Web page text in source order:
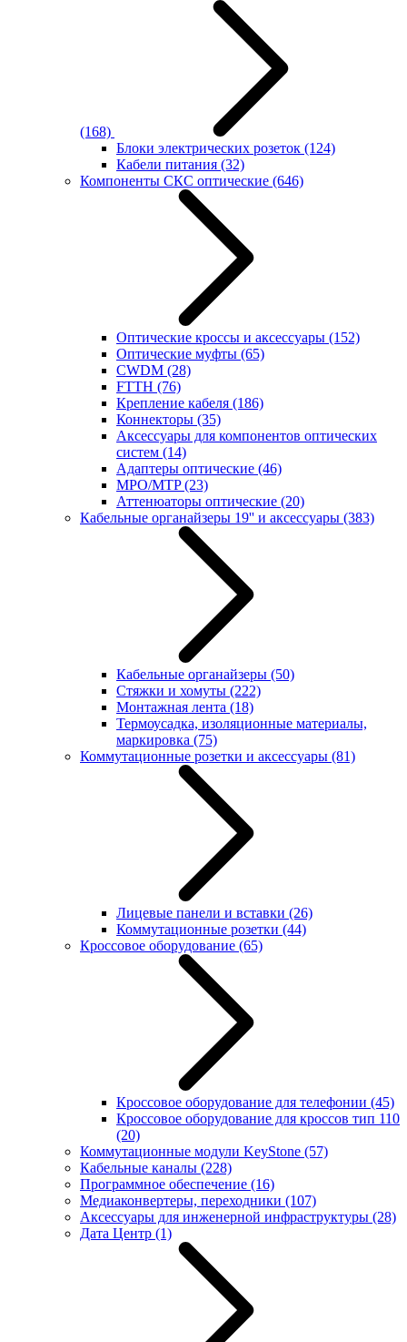
(168)
Блоки электрических розеток (124)
Кабели питания (32)
Компоненты СКС оптические (646)
Оптические кроссы и аксессуары (152)
Оптические муфты (65)
CWDM (28)
FTTH (76)
Крепление кабеля (186)
Коннекторы (35)
Аксессуары для компонентов оптических
систем (14)
Адаптеры оптические (46)
MPO/MTP(23)
Аттенюаторы оптические (20)
Кабельные органайзеры 19'' и аксессуары (383)
Кабельные органайзеры (50)
Стяжки и хомуты (222)
Монтажная лента (18)
Термоусадка, изоляционные материалы,
маркировка (75)
Коммутационные розетки и аксессуары (81)
Лицевые панели и вставки (26)
Коммутационные розетки (44)
Кроссовое оборудование (65)
Кроссовое оборудование для телефонии (45)
Кроссовое оборудование для кроссов тип 110
(20)
Коммутационные модули KeyStone (57)
Кабельные каналы (228)
Программное обеспечение (16)
Медиаконвертеры, переходники (107)
Аксессуары для инженерной инфраструктуры (28)
Дата Центр (1)